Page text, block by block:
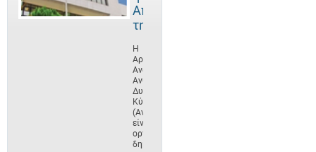
Αποστολή
της
Η
Αρχή
Ανάπτυξης
Ανθρώπινου
Δυναμικού
Κύπρου
(ΑνΑΔ)
είναι
οργανισμός
δημοσίου